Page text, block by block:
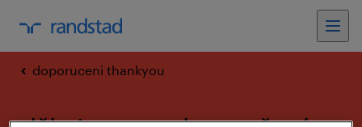
doporuceni thankyou